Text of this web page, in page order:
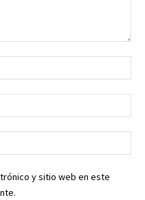
y sitio web en este